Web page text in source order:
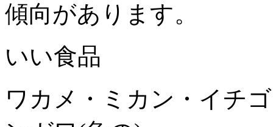
傾向があります。
いい食品
ワカメ・ミカン・イチ